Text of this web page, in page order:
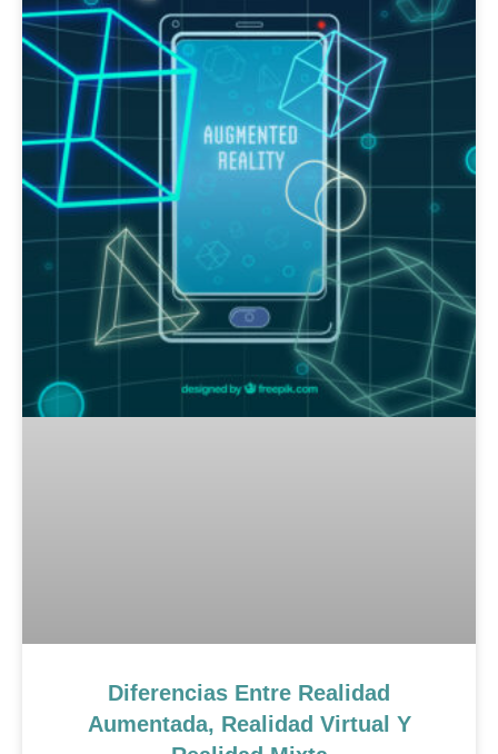
Diferencias Entre Realidad
Aumentada, Realidad Virtual Y